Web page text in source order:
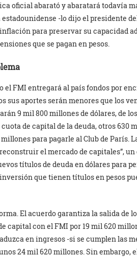
oficial abarató y abaratará todavía
-lo dijo el presidente
para preservar su capacidad
que se pagan en pesos.
el FMI entregará al país fondos por
sus aportes serán menores que los
9 mil 800 millones de dólares, de
de capital de la deuda, otros 630
para pagarle al Club de París.
el mercado de capitales”,
títulos de deuda en dólares para
que tienen títulos en pesos
El acuerdo garantiza la salida de
capital con el FMI por 19 mil 620
en ingresos -si se cumplen las
24 mil 620 millones. Sin embargo,